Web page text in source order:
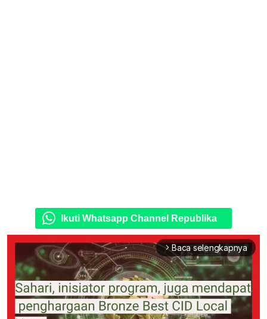
Ikuti Whatsapp Channel Republika
arrow_forward_ios Baca selengkapnya